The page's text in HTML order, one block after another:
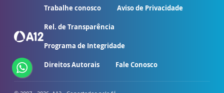
Trabalhe conosco Aviso de Privacidade
Rel. de Transparência
Programa de Integridade
Direitos Autorais Fale Conosco